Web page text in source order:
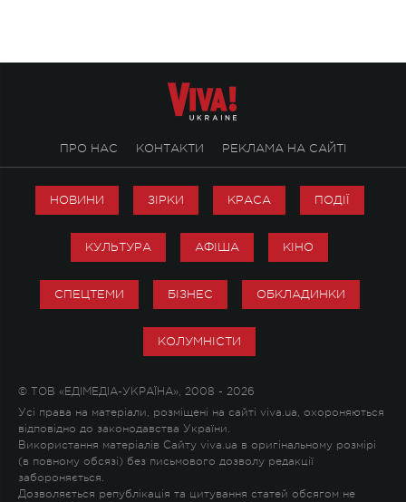
ПРО НАС КОНТАКТИ РЕКЛАМА НА САЙТІ
НОВИНИ ЗІРКИ КРАСА ПОДІЇ
КУЛЬТУРА АФІША КІНО
СПЕЦТЕМИ БІЗНЕС ОБКЛАДИНКИ
КОЛУМНІСТИ
© ТОВ «ЕДІМЕДІА-УКРАЇНА», 2008 - 2026
Усі права на матеріали, розміщені на сайті viva.ua, охороняються
відповідно до законодавства України.
Використання матеріалів Сайту viva.ua в оригінальному розмірі
(в повному обсязі) без письмового дозволу редакції
забороняється.
Дозволяється републікація та цитування статей обсягом не